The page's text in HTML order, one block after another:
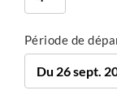
Période de